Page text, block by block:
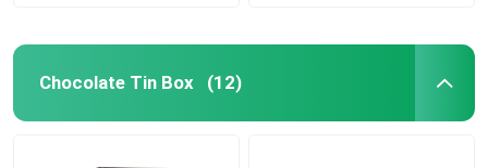
Chocolate Tin Box (12)